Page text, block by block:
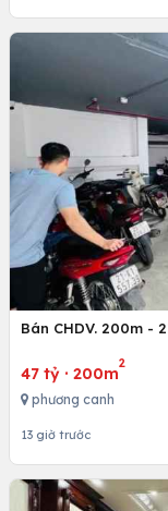
Bán CHDV. 200m -
47 tỷ · 200m
2
phương canh
13 giờ trước